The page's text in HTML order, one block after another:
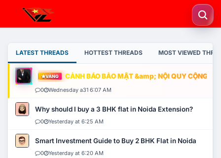
LATEST THREADS HOTTEST THREADS MOST VIEWED
VÀNG CẢNH BÁO BẢO MẬT &amp; NỘI QUY CỘNG
0 Wednesday a31 6:07 AM
Why should I buy a 3 BHK flat in Noida Extension?
0 Yesterday at 6:25 AM
Smart Investment Guide to Buy 2 BHK Flat in Noida
0 Yesterday at 6:20 AM